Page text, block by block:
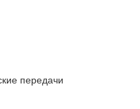
передачи